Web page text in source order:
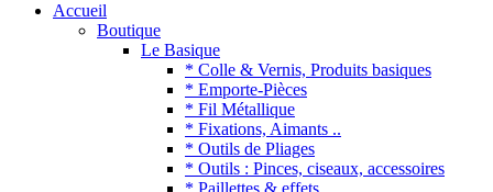
Accueil
Boutique
Le Basique
* Colle & Vernis, Produits basiques
* Emporte-Pièces
* Fil Métallique
* Fixations, Aimants ..
* Outils de Pliages
* Outils : Pinces, ciseaux, accessoires